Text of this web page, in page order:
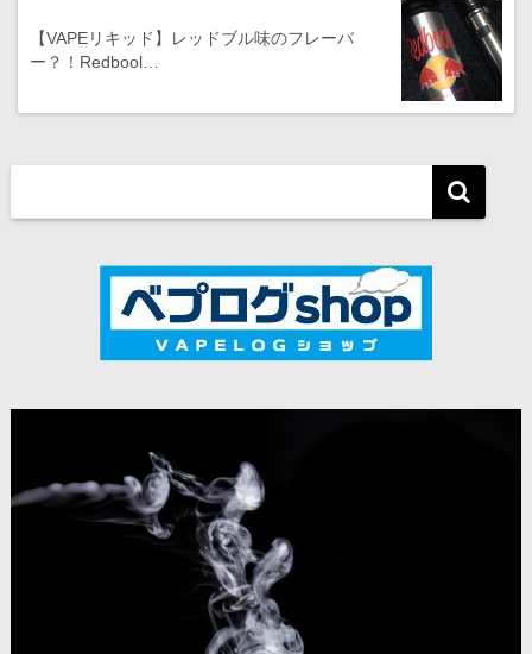
【VAPEリキッド】レッドブル味のフレーバ
ー？！Redbool…